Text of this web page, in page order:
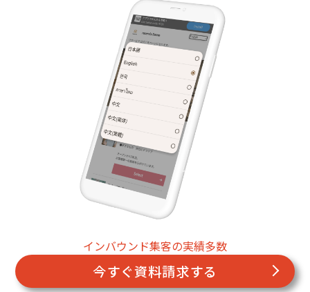
インバウンド集客の実績多数
今すぐ資料請求する